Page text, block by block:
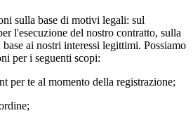
sulla base di motivi legali: sul
l'esecuzione del nostro contratto, sulla
ai nostri interessi legittimi. Possiamo
per i seguenti scopi:
per te al momento della registrazione;